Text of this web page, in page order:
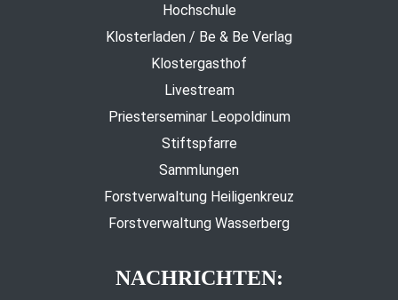
Hochschule
Klosterladen / Be & Be Verlag
Klostergasthof
Livestream
Priesterseminar Leopoldinum
Stiftspfarre
Sammlungen
Forstverwaltung Heiligenkreuz
Forstverwaltung Wasserberg
NACHRICHTEN: